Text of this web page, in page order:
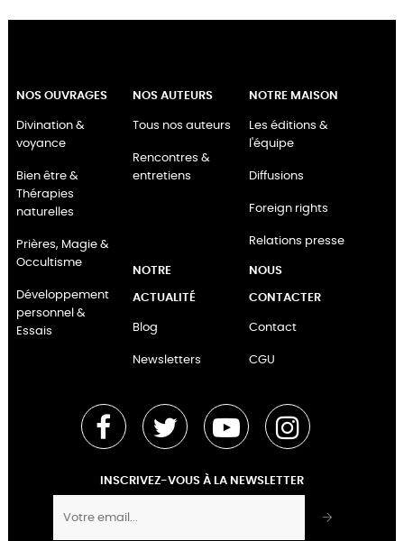
NOS OUVRAGES
Divination &
voyance
Bien être &
Thérapies
naturelles
Prières, Magie &
Occultisme
Développement
personnel &
Essais
NOS AUTEURS
Tous nos auteurs
Rencontres &
entretiens
NOTRE MAISON
Les éditions &
l'équipe
Diffusions
Foreign rights
Relations presse
NOTRE
ACTUALITÉ
Blog
Newsletters
NOUS
CONTACTER
Contact
CGU
Facebook Twitter YouTube Instagram
INSCRIVEZ-VOUS À LA NEWSLETTER